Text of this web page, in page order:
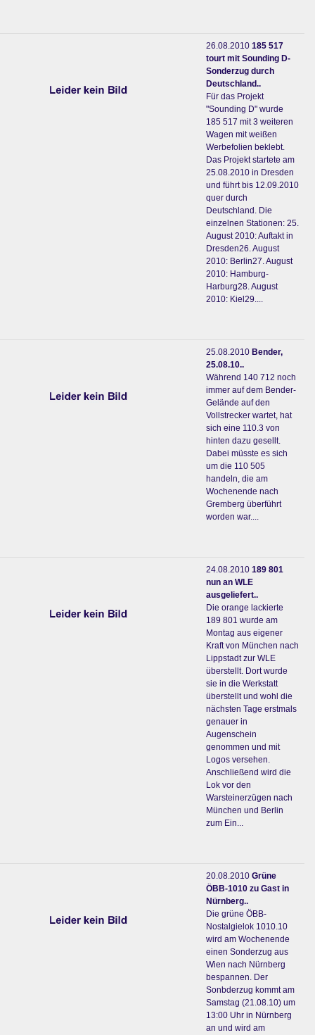
26.08.2010 185 517
tourt mit Sounding D-
Sonderzug durch
Deutschland..
Für das Projekt
"Sounding D" wurde
185 517 mit 3 weiteren
Wagen mit weißen
Werbefolien beklebt.
Das Projekt startete am
25.08.2010 in Dresden
und führt bis 12.09.2010
quer durch
Deutschland. Die
einzelnen Stationen: 25.
August 2010: Auftakt in
Dresden26. August
2010: Berlin27. August
2010: Hamburg-
Harburg28. August
2010: Kiel29....
25.08.2010 Bender,
25.08.10..
Während 140 712 noch
immer auf dem Bender-
Gelände auf den
Vollstrecker wartet, hat
sich eine 110.3 von
hinten dazu gesellt.
Dabei müsste es sich
um die 110 505
handeln, die am
Wochenende nach
Gremberg überführt
worden war....
24.08.2010 189 801
nun an WLE
ausgeliefert..
Die orange lackierte
189 801 wurde am
Montag aus eigener
Kraft von München nach
Lippstadt zur WLE
überstellt. Dort wurde
sie in die Werkstatt
überstellt und wohl die
nächsten Tage erstmals
genauer in
Augenschein
genommen und mit
Logos versehen.
Anschließend wird die
Lok vor den
Warsteinerzügen nach
München und Berlin
zum Ein...
20.08.2010 Grüne
ÖBB-1010 zu Gast in
Nürnberg..
Die grüne ÖBB-
Nostalgielok 1010.10
wird am Wochenende
einen Sonderzug aus
Wien nach Nürnberg
bespannen. Der
Sonbderzug kommt am
Samstag (21.08.10) um
13:00 Uhr in Nürnberg
an und wird am